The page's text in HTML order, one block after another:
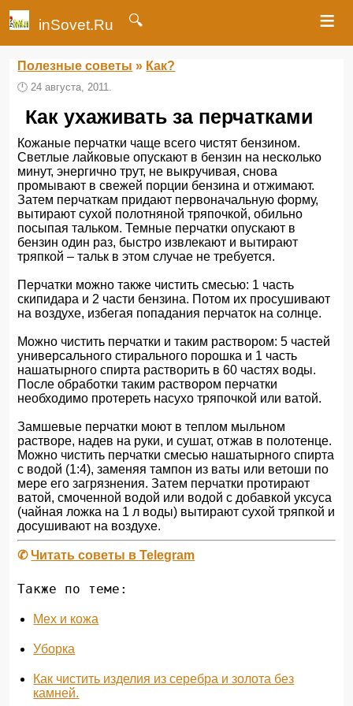
inSovet.Ru 🔍 ≡
Полезные советы » Как?
🕛24 августа, 2011.
Как ухаживать за перчатками
Кожаные перчатки чаще всего чистят бензином.
Светлые лайковые опускают в бензин на несколько
минут, энергично трут, не выкручивая, снова
промывают в свежей порции бензина и отжимают.
Затем перчаткам придают первоначальную форму,
вытирают сухой полотняной тряпочкой, обильно
посыпая тальком. Темные перчатки опускают в
бензин один раз, быстро извлекают и вытирают
тряпкой – тальк в этом случае не требуется.
Перчатки можно также чистить смесью: 1 часть
скипидара и 2 части бензина. Потом их просушивают
на воздухе, избегая попадания перчаток на солнце.
Можно чистить перчатки и таким раствором: 5 частей
универсального стирального порошка и 1 часть
нашатырного спирта растворить в 60 частях воды.
После обработки таким раствором перчатки
необходимо протереть насухо тряпочкой или ватой.
Замшевые перчатки моют в теплом мыльном
растворе, надев на руки, и сушат, отжав в полотенце.
Можно чистить перчатки смесью нашатырного спирта
с водой (1:4), заменяя тампон из ваты или ветоши по
мере его загрязнения. Затем перчатки протирают
ватой, смоченной водой или водой с добавкой уксуса
(чайная ложка на 1 л воды) вытирают сухой тряпкой и
досушивают на воздухе.
✆Читать советы в Telegram
Также по теме:
Мех и кожа
Уборка
Как чистить изделия из серебра и золота без
камней.